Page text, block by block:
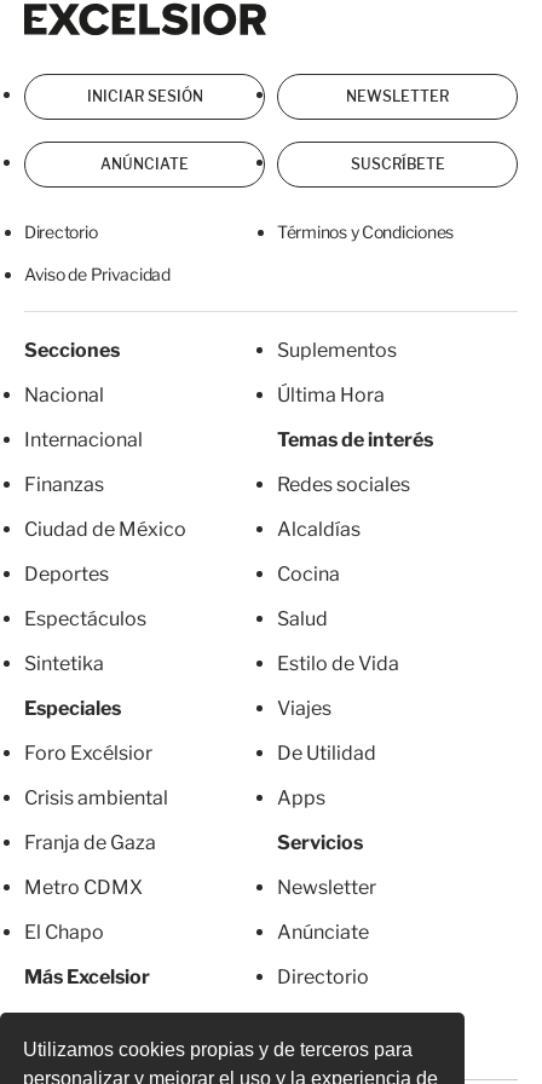
Utilizamos cookies propias y de terceros para
personalizar y mejorar el uso y la experiencia de
INICIAR SESIÓN NEWSLETTER
ANÚNCIATE SUSCRÍBETE
Directorio Términos y Condiciones
Aviso de Privacidad
Secciones
Nacional
Internacional
Finanzas
Ciudad de México
Deportes
Espectáculos
Sintetika
Especiales
Foro Excélsior
Crisis ambiental
Franja de Gaza
Metro CDMX
El Chapo
Más Excelsior
Suplementos
Última Hora
Temas de interés
Redes sociales
Alcaldías
Cocina
Salud
Estilo de Vida
Viajes
De Utilidad
Apps
Servicios
Newsletter
Anúnciate
Directorio